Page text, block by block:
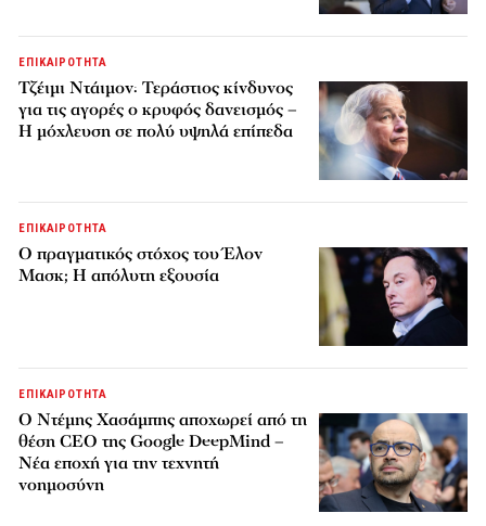
ΕΠΙΚΑΙΡΟΤΗΤΑ
Τζέιμι Ντάιμον: Τεράστιος κίνδυνος
για τις αγορές ο κρυφός δανεισμός –
Η μόχλευση σε πολύ υψηλά επίπεδα
ΕΠΙΚΑΙΡΟΤΗΤΑ
Ο πραγματικός στόχος του Έλον
Μασκ; Η απόλυτη εξουσία
ΕΠΙΚΑΙΡΟΤΗΤΑ
Ο Ντέμης Χασάμπης αποχωρεί από τη
θέση CEO της Google DeepMind –
Νέα εποχή για την τεχνητή
νοημοσύνη